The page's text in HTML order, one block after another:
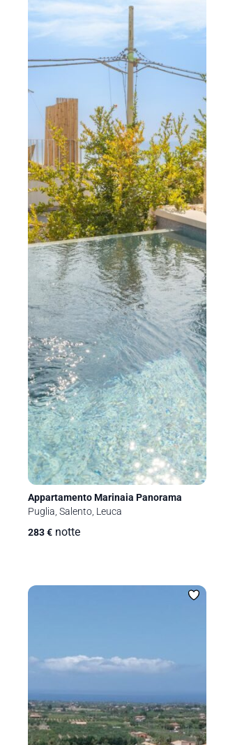
Appartamento Marinaia Panorama
Puglia, Salento, Leuca
283€ notte